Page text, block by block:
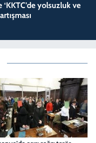
‘KKTC’de yolsuzluk ve